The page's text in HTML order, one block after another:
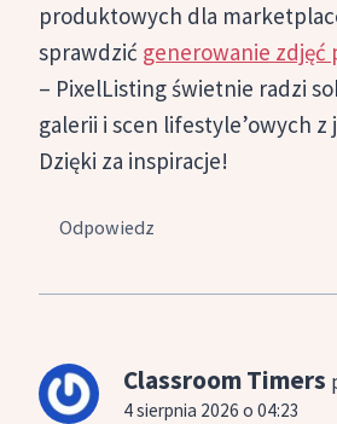
produktowych dla
sprawdzić generowanie zdjęć
– PixelListing świetnie radzi
galerii i scen lifestyle’owych z
Dzięki za inspiracje!
Odpowiedz
Classroom Timers
4 sierpnia 2026 o 04:23